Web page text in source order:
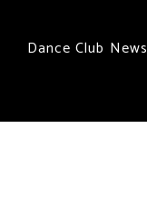
Dance Club News